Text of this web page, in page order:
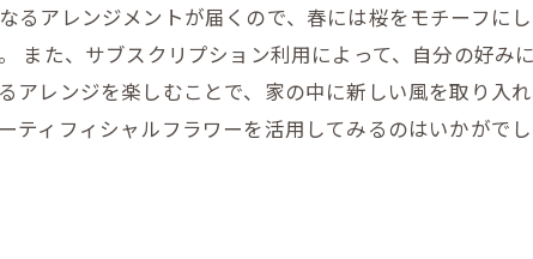
アレンジメントが届くので、春には桜をモチーフにし
また、サブスクリプション利用によって、自分の好み
レンジを楽しむことで、家の中に新しい風を取り入
ィフィシャルフラワーを活用してみるのはいかがでし